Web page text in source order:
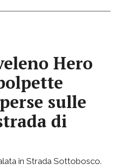
Hero
sulle
di
in Strada Sottobosco.